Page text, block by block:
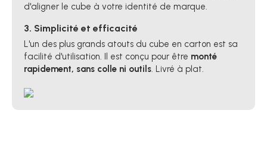
d'aligner le cube à votre identité de marque.
3. Simplicité et efficacité
L'un des plus grands atouts du cube en carton est sa
facilité d'utilisation. Il est conçu pour être monté
rapidement, sans colle ni outils. Livré à plat.